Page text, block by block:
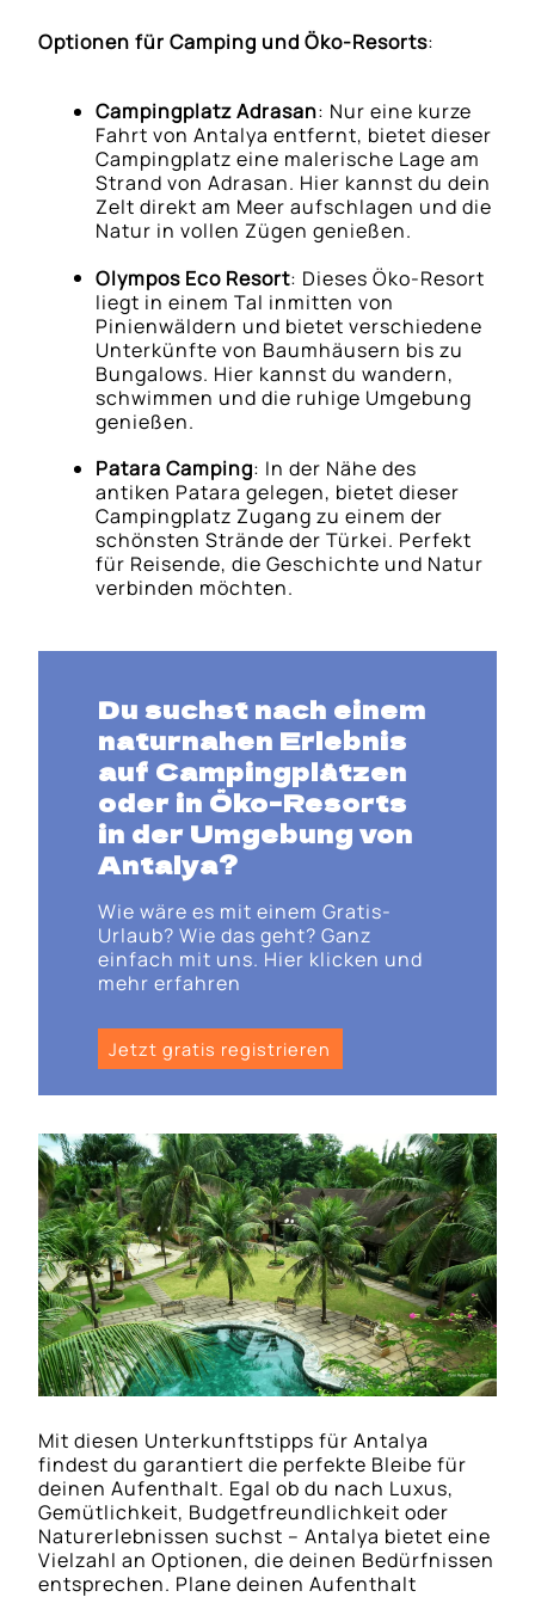
Optionen für Camping und Öko-Resorts:
Campingplatz Adrasan: Nur eine kurze
Fahrt von Antalya entfernt, bietet dieser
Campingplatz eine malerische Lage am
Strand von Adrasan. Hier kannst du dein
Zelt direkt am Meer aufschlagen und die
Natur in vollen Zügen genießen.
Olympos Eco Resort: Dieses Öko-Resort
liegt in einem Tal inmitten von
Pinienwäldern und bietet verschiedene
Unterkünfte von Baumhäusern bis zu
Bungalows. Hier kannst du wandern,
schwimmen und die ruhige Umgebung
genießen.
Patara Camping: In der Nähe des
antiken Patara gelegen, bietet dieser
Campingplatz Zugang zu einem der
schönsten Strände der Türkei. Perfekt
für Reisende, die Geschichte und Natur
verbinden möchten.
Du suchst nach einem
naturnahen Erlebnis
auf Campingplätzen
oder in Öko-Resorts
in der Umgebung von
Antalya?
Wie wäre es mit einem Gratis-
Urlaub? Wie das geht? Ganz
einfach mit uns. Hier klicken und
mehr erfahren
Jetzt gratis registrieren
Mit diesen Unterkunftstipps für Antalya
findest du garantiert die perfekte Bleibe für
deinen Aufenthalt. Egal ob du nach Luxus,
Gemütlichkeit, Budgetfreundlichkeit oder
Naturerlebnissen suchst – Antalya bietet eine
Vielzahl an Optionen, die deinen Bedürfnissen
entsprechen. Plane deinen Aufenthalt